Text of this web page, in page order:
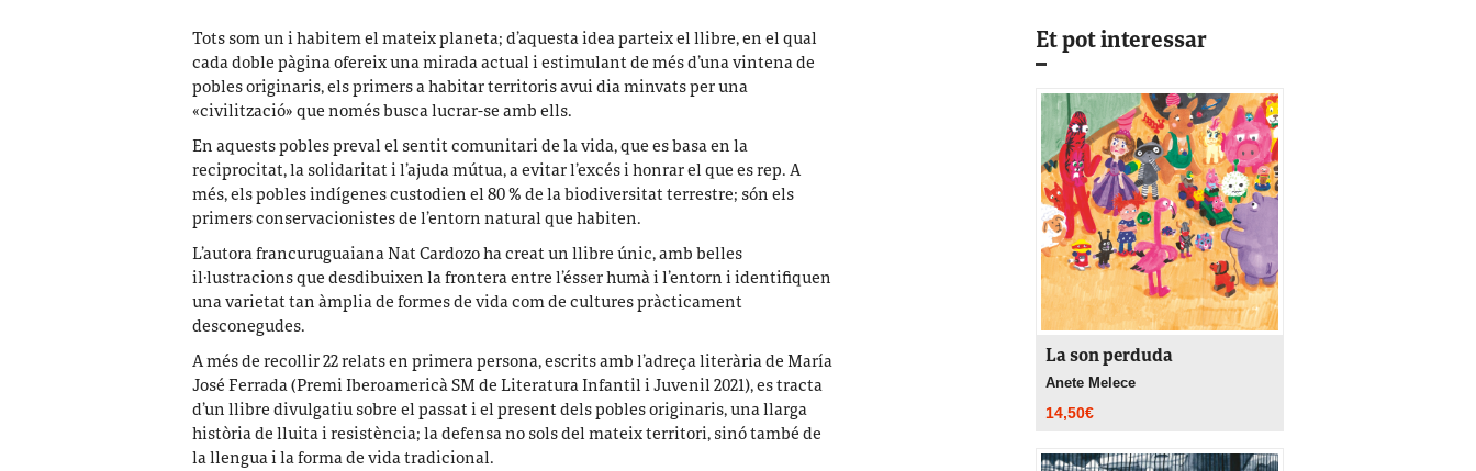
Tots som un i habitem el mateix planeta; d’aquesta idea parteix el llibre, en el qual
cada doble pàgina ofereix una mirada actual i estimulant de més d’una vintena de
pobles originaris, els primers a habitar territoris avui dia minvats per una
«civilització» que només busca lucrar-se amb ells.
En aquests pobles preval el sentit comunitari de la vida, que es basa en la
reciprocitat, la solidaritat i l’ajuda mútua, a evitar l’excés i honrar el que es rep. A
més, els pobles indígenes custodien el 80 % de la biodiversitat terrestre; són els
primers conservacionistes de l’entorn natural que habiten.
L’autora francuruguaiana Nat Cardozo ha creat un llibre únic, amb belles
il·lustracions que desdibuixen la frontera entre l’ésser humà i l’entorn i identifiquen
una varietat tan àmplia de formes de vida com de cultures pràcticament
desconegudes.
A més de recollir 22 relats en primera persona, escrits amb l’adreça literària de María
José Ferrada (Premi Iberoamericà SM de Literatura Infantil i Juvenil 2021), es tracta
d’un llibre divulgatiu sobre el passat i el present dels pobles originaris, una llarga
història de lluita i resistència; la defensa no sols del mateix territori, sinó també de
la llengua i la forma de vida tradicional.
Et pot interessar
La son perduda
Anete Melece
14,50€